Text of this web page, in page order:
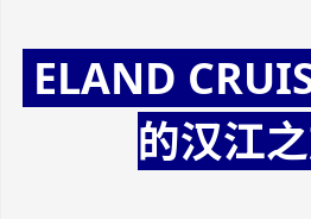
ELAND
的汉江之